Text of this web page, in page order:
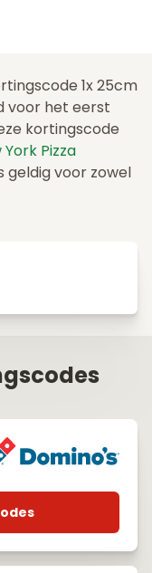
1x 25cm
voor het eerst
kortingscode
York Pizza
geldig voor zowel